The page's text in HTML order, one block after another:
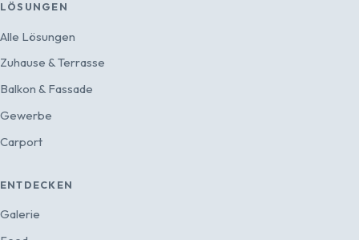
LÖSUNGEN
Alle Lösungen
Zuhause & Terrasse
Balkon & Fassade
Gewerbe
Carport
ENTDECKEN
Galerie